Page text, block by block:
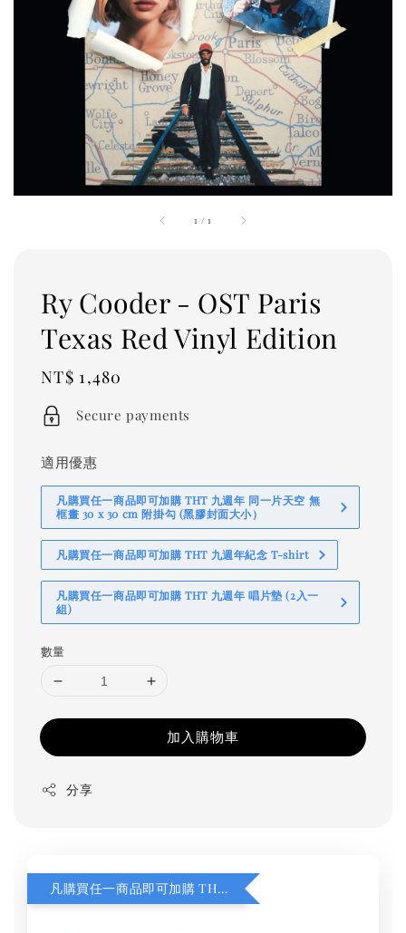
1 /1
Ry Cooder - OST Paris
Texas Red Vinyl Edition
Regular
price
NT$ 1,480
Secure payments
適用優惠
凡購買任一商品即可加購 THT 九週年 同一片天空 無
框畫 30 x 30 cm 附掛勾 (黑膠封面大小）
凡購買任一商品即可加購 THT 九週年紀念 T-shirt
凡購買任一商品即可加購 THT 九週年 唱片墊 (2入一
組)
數量
加入購物車
分享
凡購買任一商品即可加購 THT 九週年 同一片天空 無框畫 30 x 30 cm 附掛勾 (黑膠封面大小）